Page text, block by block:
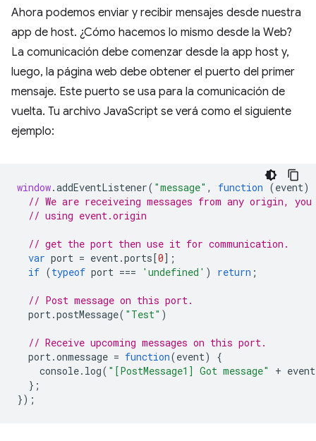
Ahora podemos enviar y recibir mensajes desde nuestra
app de host. ¿Cómo hacemos lo mismo desde la Web?
La comunicación debe comenzar desde la app host y,
luego, la página web debe obtener el puerto del primer
mensaje. Este puerto se usa para la comunicación de
vuelta. Tu archivo JavaScript se verá como el siguiente
ejemplo:
window.addEventListener( "message" , function (event)
// We are receiveing messages from any origin,
// using event.origin
// get the port then use it for communication.
var port = event.ports[0];
if (typeof port === 'undefined' ) return ;
// Post message on this port.
port.postMessage( "Test" )
// Receive upcoming messages on this port.
port.onmessage = function(event)
{
console. log( "[PostMessage1] Got message" + event
};
});